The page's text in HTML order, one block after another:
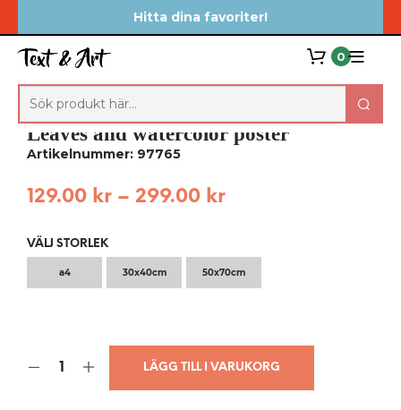
Hitta dina favoriter!
0
Leaves and watercolor poster
Artikelnummer: 97765
129.00 kr – 299.00 kr
VÄLJ STORLEK
a4 30x40cm 50x70cm
LÄGG TILL I VARUKORG